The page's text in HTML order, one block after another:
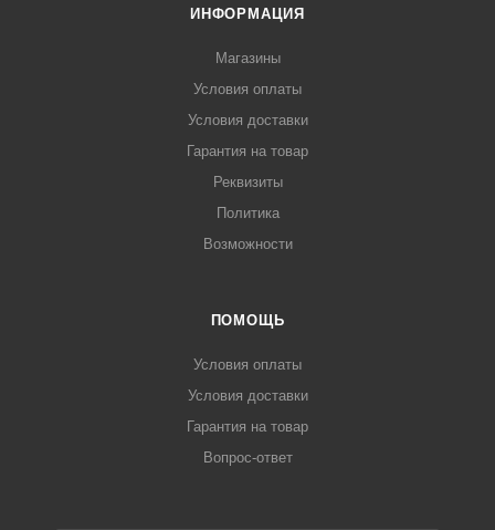
ИНФОРМАЦИЯ
Магазины
Условия оплаты
Условия доставки
Гарантия на товар
Реквизиты
Политика
Возможности
ПОМОЩЬ
Условия оплаты
Условия доставки
Гарантия на товар
Вопрос-ответ